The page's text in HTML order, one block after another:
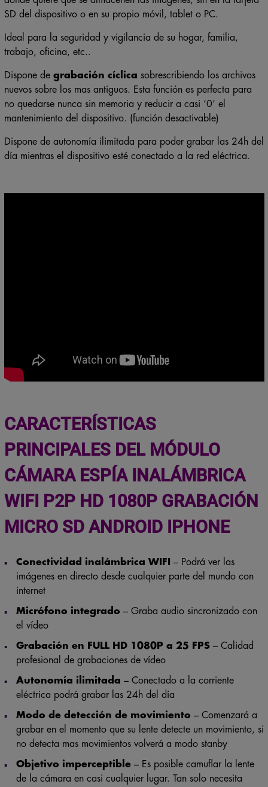
SD del dispositivo o en su propio móvil, tablet o PC.
Ideal para la seguridad y vigilancia de su hogar, familia,
trabajo, oficina, etc..
Dispone de grabación cíclica sobrescribiendo los archivos
nuevos sobre los mas antiguos. Esta función es perfecta para
no quedarse nunca sin memoria y reducir a casi ‘0’ el
mantenimiento del dispositivo. (función desactivable)
Dispone de autonomía ilimitada para poder grabar las 24h del
día mientras el dispositivo esté conectado a la red eléctrica.
CARACTERÍSTICAS
PRINCIPALES DEL MÓDULO
CÁMARA ESPÍA INALÁMBRICA
WIFI P2P HD 1080P GRABACIÓN
MICRO SD ANDROID IPHONE
Conectividad inalámbrica WIFI
– Podrá ver las
imágenes en directo desde cualquier parte del mundo con
internet
Micrófono integrado – Graba audio sincronizado con
el vídeo
Grabación en FULL HD 1080P a 25 FPS– Calidad
profesional de grabaciones de vídeo
Autonomía ilimitada – Conectado a la corriente
eléctrica podrá grabar las 24h del día
Modo de detección de movimiento – Comenzará a
grabar en el momento que su lente detecte un movimiento, si
no detecta mas movimientos volverá a modo stanby
Objetivo imperceptible– Es posible camuflar la lente
de la cámara en casi cualquier lugar. Tan solo necesita